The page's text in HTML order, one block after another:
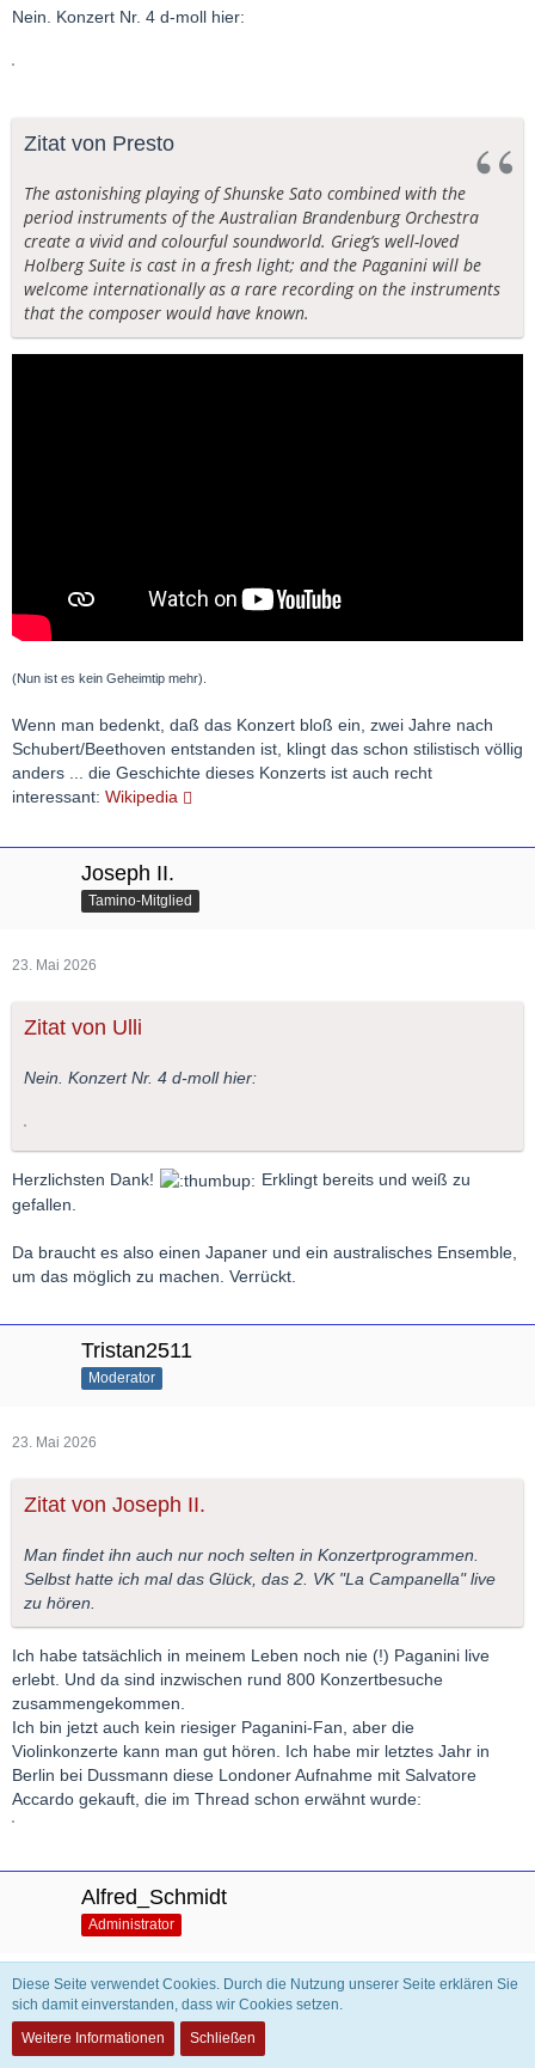
Nein. Konzert Nr. 4 d-moll hier:
Zitat von Presto
The astonishing playing of Shunske Sato combined with the
period instruments of the Australian Brandenburg Orchestra
create a vivid and colourful soundworld. Grieg’s well-loved
Holberg Suite is cast in a fresh light; and the Paganini will be
welcome internationally as a rare recording on the instruments
that the composer would have known.
(Nun ist es kein Geheimtip mehr).
Wenn man bedenkt, daß das Konzert bloß ein, zwei Jahre nach
Schubert/Beethoven entstanden ist, klingt das schon stilistisch völlig
anders ... die Geschichte dieses Konzerts ist auch recht
interessant: Wikipedia
Joseph II.
Tamino-Mitglied
23. Mai 2026
Zitat von Ulli
Nein. Konzert Nr. 4 d-moll hier:
Herzlichsten Dank!
Erklingt bereits und weiß zu
gefallen.
Da braucht es also einen Japaner und ein australisches Ensemble,
um das möglich zu machen. Verrückt.
Tristan2511
Moderator
23. Mai 2026
Zitat von Joseph II.
Man findet ihn auch nur noch selten in Konzertprogrammen.
Selbst hatte ich mal das Glück, das 2. VK "La Campanella" live
zu hören.
Ich habe tatsächlich in meinem Leben noch nie (!) Paganini live
erlebt. Und da sind inzwischen rund 800 Konzertbesuche
zusammengekommen.
Ich bin jetzt auch kein riesiger Paganini-Fan, aber die
Violinkonzerte kann man gut hören. Ich habe mir letztes Jahr in
Berlin bei Dussmann diese Londoner Aufnahme mit Salvatore
Accardo gekauft, die im Thread schon erwähnt wurde:
Alfred_Schmidt
Administrator
23. Mai 2026
Schön, daß ihr eure historisierende Einspielung gefunden habt.
Diese Seite verwendet Cookies. Durch die Nutzung unserer Seite erklären Sie
sich damit einverstanden, dass wir Cookies setzen.
Weitere Informationen
Schließen